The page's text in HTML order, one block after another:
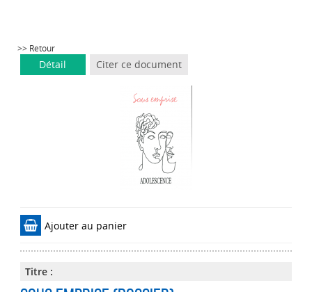
>> Retour
Détail Citer ce document
Ajouter au panier
Titre :